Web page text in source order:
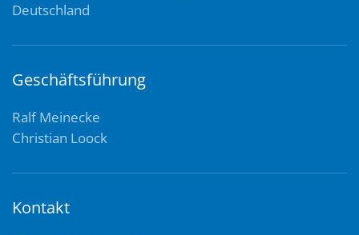
Deutschland
Geschäftsführung
Ralf Meinecke
Christian Loock
Kontakt